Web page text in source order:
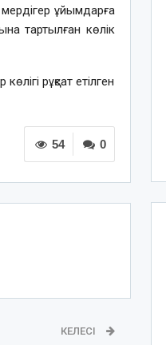
ұйымдарға
тартылған көлік
рұқсат етілген
0
54
КЕЛЕСІ